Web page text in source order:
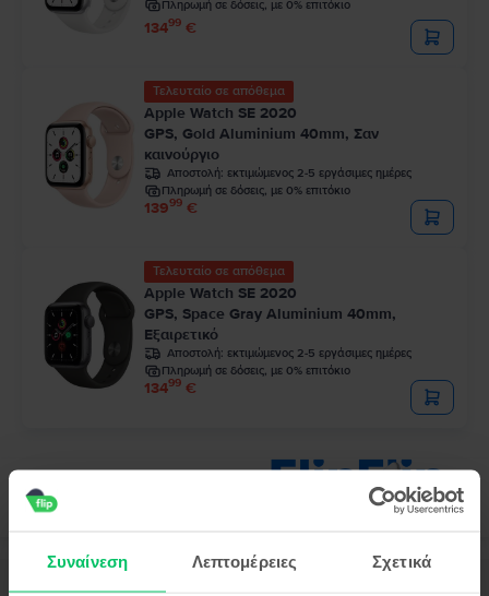
Συναίνεση Λεπτομέρειες Σχετικά
Πληρωμή σε δόσεις, με 0% επιτόκιο
13499 €
Τελευταίο σε απόθεμα
Apple Watch SE 2020
GPS, Gold Aluminium 40mm, Σαν
καινούργιο
Αποστολή: εκτιμώμενος 2-5 εργάσιμες ημέρες
Πληρωμή σε δόσεις, με 0% επιτόκιο
13999 €
Τελευταίο σε απόθεμα
Apple Watch SE 2020
GPS, Space Gray Aluminium 40mm,
Εξαιρετικό
Αποστολή: εκτιμώμενος 2-5 εργάσιμες ημέρες
Πληρωμή σε δόσεις, με 0% επιτόκιο
13499 €
Περιγραφή